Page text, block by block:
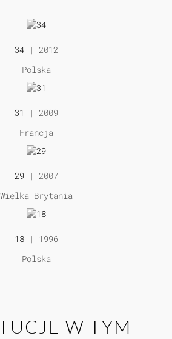
34 | 2012
Polska
31
| 2009
Francja
29 | 2007
Wielka Brytania
18 | 1996
Polska
W TYM